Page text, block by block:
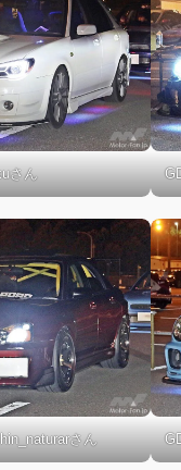
さん
さん